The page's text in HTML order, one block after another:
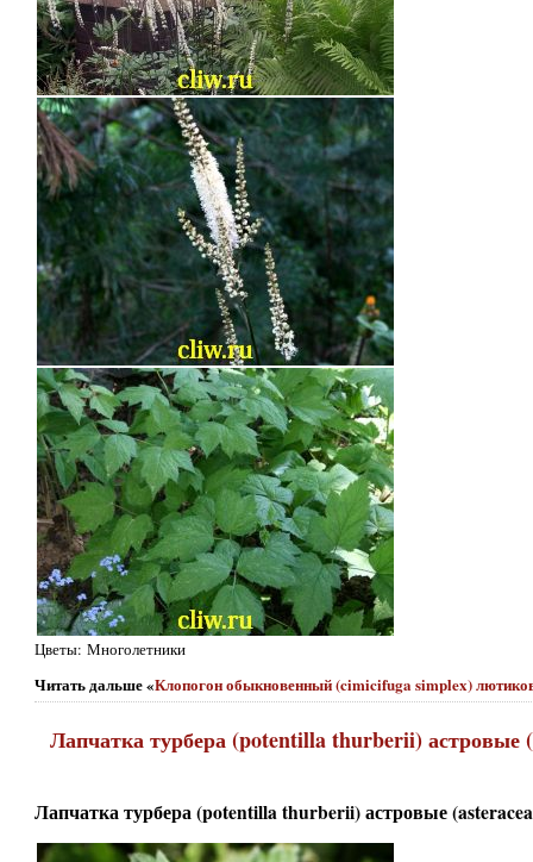
Цветы: Многолетники
Читать дальше «Клопогон обыкновенный (cimicifuga simplex)
Лапчатка турбера (potentilla thurberii) астровые
Лапчатка турбера (potentilla thurberii) астровые